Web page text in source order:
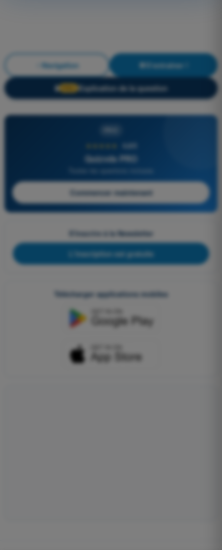
Navigation S'entraîner !
🔒 Explication de la question
4,6/5
Quizvds PRO
Commencer maintenant
S'inscrire à la Newsletter
L'inscription est gratuite
Télécharger applications mobiles